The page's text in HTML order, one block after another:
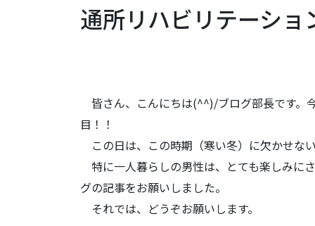
通所リハビリテーシ
皆さん、こんにちは(^^)/ブログ部長です。
目！！
この日は、この時期（寒い冬）に欠かせな
特に一人暮らしの男性は、とても楽しみに
グの記事をお願いしました。
それでは、どうぞお願いします。